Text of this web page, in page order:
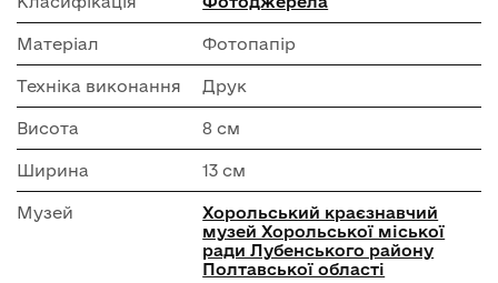
Матеріал Фотопапір
Техніка виконання Друк
Висота 8 см
Ширина 13 см
Музей
Хорольський краєзнавчий
музей Хорольської міської
ради Лубенського району
Полтавської області